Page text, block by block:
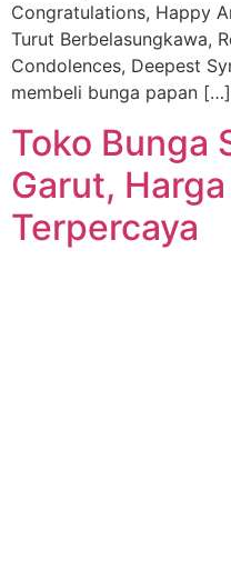
Congratulations, Happy
Turut Berbelasungkawa,
Condolences, Deepest
membeli bunga papan […]
Toko Bunga
Garut,
Terpercaya